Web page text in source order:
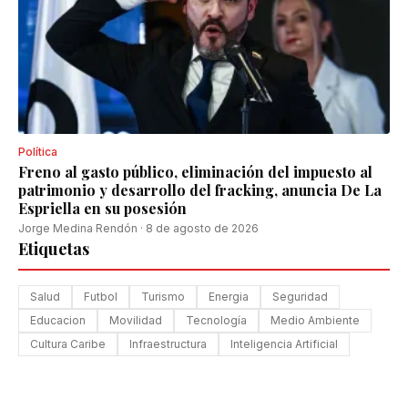
Política
Freno al gasto público, eliminación del impuesto al
patrimonio y desarrollo del fracking, anuncia De La
Espriella en su posesión
Jorge Medina Rendón · 8 de agosto de 2026
Etiquetas
Salud Futbol Turismo Energia
Seguridad
Educacion
Movilidad Tecnología
Medio Ambiente
Cultura Caribe
Infraestructura Inteligencia Artificial